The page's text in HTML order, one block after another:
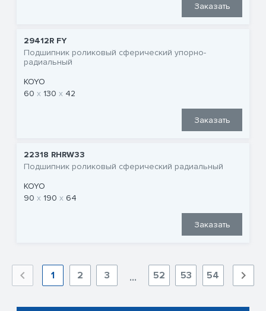
Заказать
29412R FY
Подшипник роликовый сферический упорно-
радиальный
KOYO
60
130 42
Заказать
22318 RHRW33
Подшипник роликовый сферический радиальный
KOYO
90
190 64
Заказать
1 2 3 ... 52 53 54